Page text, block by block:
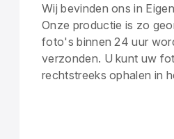
Wij bevinden ons in
Onze productie is zo
foto's binnen 24 uur
verzonden. U kunt uw
rechtstreeks ophalen in